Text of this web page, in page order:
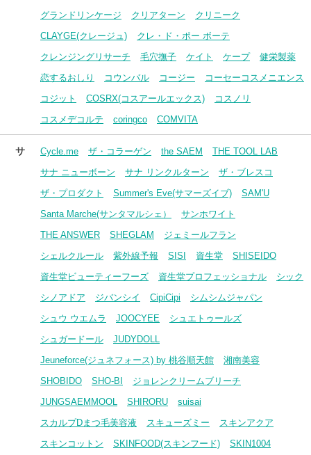
グランドリンケージ
クリアターン
クリニーク
CLAYGE(クレージュ)
クレ・ド・ポー ボーテ
クレンジングリサーチ
毛穴撫子 ケイト ケープ
健栄製薬
恋するおしり
コウンバル コージー
コーセーコスメニエンス
コジット
COSRX(コスアールエックス)
コスノリ
コスメデコルテ
coringco COMVITA
サ Cycle.me ザ・コラーゲン the SAEM
THE TOOL LAB
サナ ニューボーン
サナ リンクルターン
ザ・ブレスコ
ザ・プロダクト
Summer's Eve(サマーズイブ)
SAM'U
Santa Marche(サンタマルシェ）
サンホワイト
THE ANSWER
SHEGLAM
ジェミールフラン
シェルクルール
紫外線予報 SISI 資生堂
SHISEIDO
資生堂ビューティーフーズ
資生堂プロフェッショナル
シック
シノアドア
ジバンシイ CipiCipi
シムシムジャパン
シュウ ウエムラ
JOOCYEE
シュエトゥールズ
シュガードール
JUDYDOLL
Jeuneforce(ジュネフォース) by 桃谷順天館
湘南美容
SHOBIDO
SHO-BI
ジョレンクリームブリーチ
JUNGSAEMMOOL
SHIRORU
suisai
スカルプDまつ毛美容液
スキューズミー
スキンアクア
スキンコットン
SKINFOOD(スキンフード) SKIN1004